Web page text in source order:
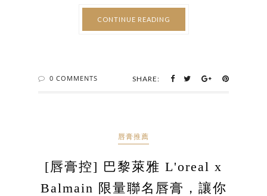
CONTINUE READING
0 COMMENTS SHARE:
唇膏推薦
[唇膏控] 巴黎萊雅 L'oreal x
Balmain 限量聯名唇膏，讓你